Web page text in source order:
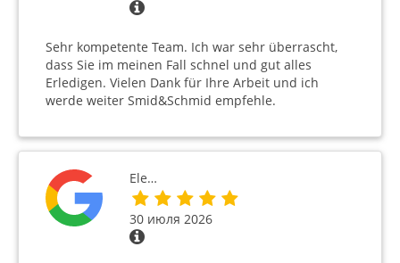
Sehr kompetente Team. Ich war sehr überrascht,
dass Sie im meinen Fall schnel und gut alles
Erledigen. Vielen Dank für Ihre Arbeit und ich
werde weiter Smid&Schmid empfehle.
Ele…
30 июля 2026